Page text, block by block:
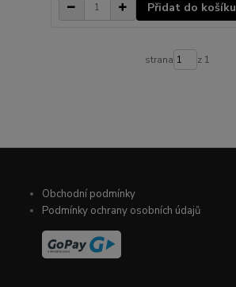
Přidat do košíku
strana z 1
Obchodní podmínky
Podmínky ochrany osobních údajů